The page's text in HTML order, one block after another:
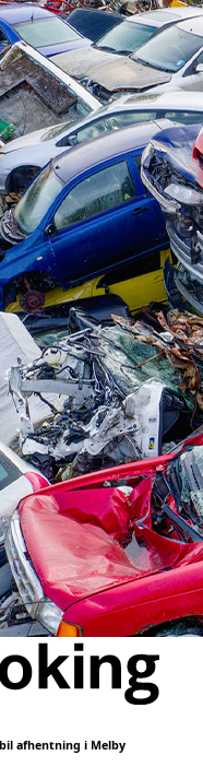
afhentning i Melby